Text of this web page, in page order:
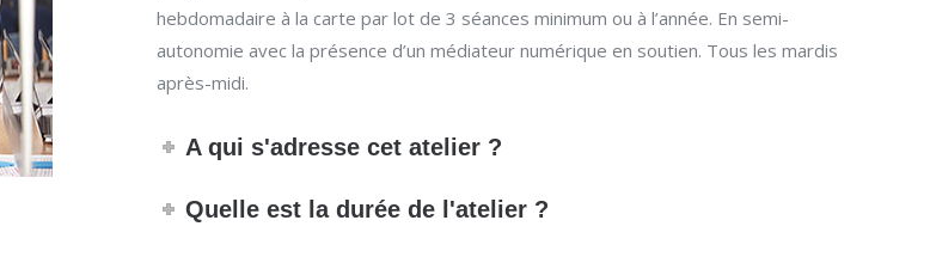
hebdomadaire à la carte par lot de 3 séances minimum ou à l’année. En semi-
autonomie avec la présence d’un médiateur numérique en soutien. Tous les mardis
après-midi.
A qui s'adresse cet atelier ?
Quelle est la durée de l'atelier ?